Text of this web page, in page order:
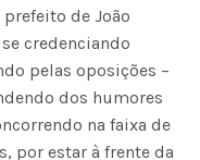
de João
credenciando
pelas oposições –
dos humores
na faixa de
por estar à frente da